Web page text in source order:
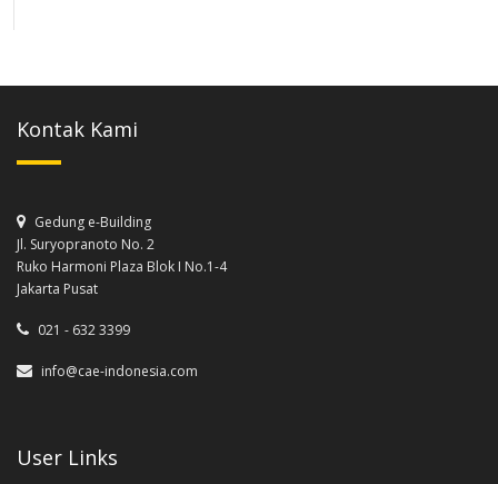
Kontak Kami
Gedung e-Building
Jl. Suryopranoto No. 2
Ruko Harmoni Plaza Blok I No.1-4
Jakarta Pusat
021 - 632 3399
info@cae-indonesia.com
User Links